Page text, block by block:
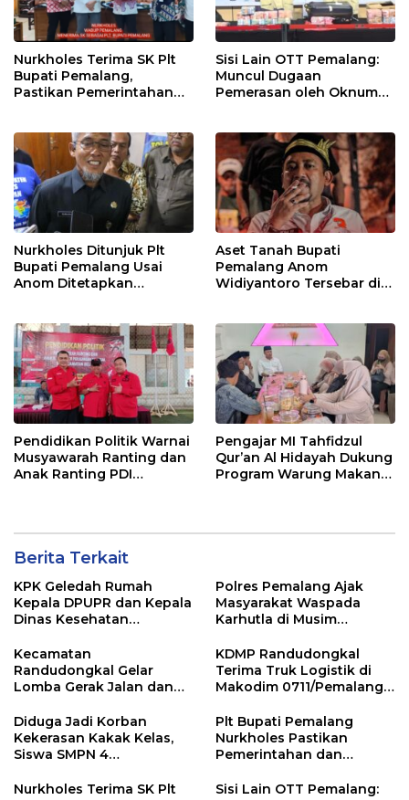
Nurkholes Terima SK Plt
Bupati Pemalang,
Pastikan Pemerintahan
Sisi Lain OTT Pemalang:
Muncul Dugaan
Pemerasan oleh Oknum
Nurkholes Ditunjuk Plt
Bupati Pemalang Usai
Anom Ditetapkan
Aset Tanah Bupati
Pemalang Anom
Widiyantoro Tersebar di
Pendidikan Politik Warnai
Musyawarah Ranting dan
Anak Ranting PDI
Pengajar MI Tahfidzul
Qur’an Al Hidayah Dukung
Program Warung Makan
Berita Terkait
KPK Geledah Rumah
Kepala DPUPR dan Kepala
Dinas Kesehatan
Polres Pemalang Ajak
Masyarakat Waspada
Karhutla di Musim
Kecamatan
Randudongkal Gelar
Lomba Gerak Jalan dan
HUT RI ke-81
KDMP Randudongkal
Terima Truk Logistik di
Makodim 0711/Pemalang
Desa
Diduga Jadi Korban
Kekerasan Kakak Kelas,
Siswa SMPN 4
Dunia
Plt Bupati Pemalang
Nurkholes Pastikan
Pemerintahan dan
Berjalan
Nurkholes Terima SK Plt
Sisi Lain OTT Pemalang: